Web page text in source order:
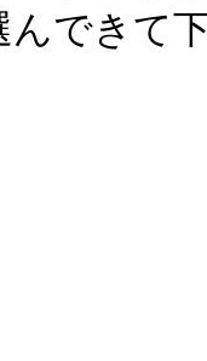
んできて